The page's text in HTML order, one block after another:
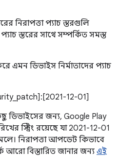
নিরাপত্তা প্যাচ স্তরগুলি
স্তরের সাথে সম্পর্কিত সমস্ত
এমন ডিভাইস নির্মাতাদের প্যাচ
12-01]
ডিভাইসের জন্য, Google Play
স্ট্রিং রয়েছে যা 2021-12-01
নিরাপত্তা আপডেট কিভাবে
বিস্তারিত জানার জন্যএই